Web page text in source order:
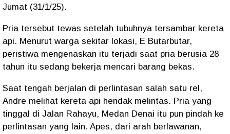
Jumat (31/1/25).
Pria tersebut tewas setelah tubuhnya tersambar kereta
api. Menurut warga sekitar lokasi, E Butarbutar,
peristiwa mengenaskan itu terjadi saat pria berusia 28
tahun itu sedang bekerja mencari barang bekas.
Saat tengah berjalan di perlintasan salah satu rel,
Andre melihat kereta api hendak melintas. Pria yang
tinggal di Jalan Rahayu, Medan Denai itu pun pindah ke
perlintasan yang lain. Apes, dari arah berlawanan,